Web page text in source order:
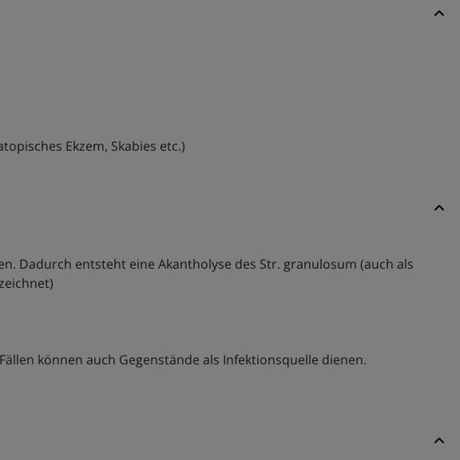
Ekzem, Skabies etc.)
Dadurch entsteht eine Akantholyse des Str. granulosum (auch als
können auch Gegenstände als Infektionsquelle dienen.